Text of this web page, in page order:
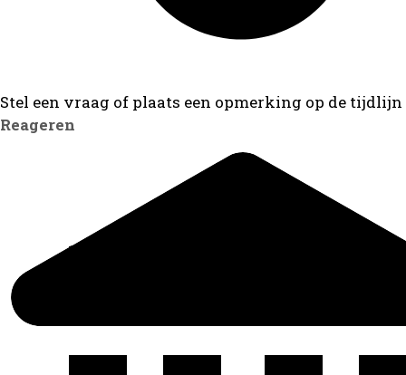
Stel een vraag of plaats een opmerking op de tijdlijn
Reageren